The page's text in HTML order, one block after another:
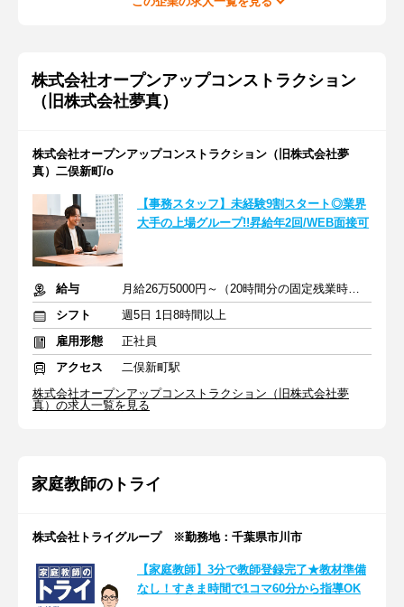
株式会社オープンアップコンストラクション
（旧株式会社夢真）
株式会社オープンアップコンストラクション（旧株式会社夢
真）二俣新町/o
【事務スタッフ】未経験9割スタート◎業界
大手の上場グループ!!昇給年2回/WEB面接可
給与
月給26万5000円～（20時間分の固定残業時間代を含む）
シフト
週5日 1日8時間以上
雇用形態
正社員
アクセス
二俣新町駅
株式会社オープンアップコンストラクション（旧株式会社夢
真）の求人一覧を見る
家庭教師のトライ
株式会社トライグループ ※勤務地：千葉県市川市
【家庭教師】3分で教師登録完了★教材準備
なし！すきま時間で1コマ60分から指導OK